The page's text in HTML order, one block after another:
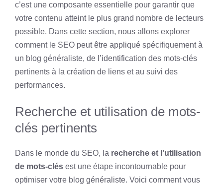
c’est une composante essentielle pour garantir que
votre contenu atteint le plus grand nombre de lecteurs
possible. Dans cette section, nous allons explorer
comment le SEO peut être appliqué spécifiquement à
un blog généraliste, de l’identification des mots-clés
pertinents à la création de liens et au suivi des
performances.
Recherche et utilisation de mots-
clés pertinents
Dans le monde du SEO, la recherche et l’utilisation
de mots-clés est une étape incontournable pour
optimiser votre blog généraliste. Voici comment vous